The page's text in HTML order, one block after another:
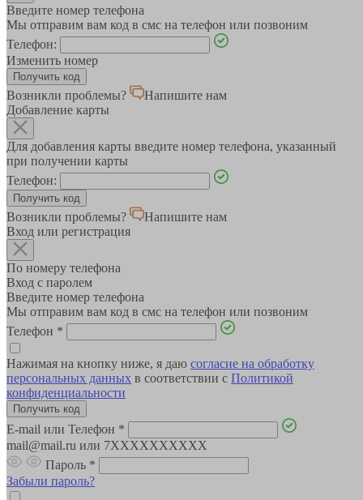
Введите номер телефона
Мы отправим вам код в смс на телефон или позвоним
Телефон:
Изменить номер
Возникли проблемы?
Напишите нам
Добавление карты
Для добавления карты введите номер телефона, указанный
при получении карты
Телефон:
Возникли проблемы?
Напишите нам
Вход или регистрация
По номеру телефона
Вход с паролем
Введите номер телефона
Мы отправим вам код в смс на телефон или позвоним
Телефон *
Нажимая на кнопку ниже, я даю согласие на обработку
персональных данных в соответствии с Политикой
конфиденциальности
E-mail или Телефон *
mail@mail.ru или 7XXXXXXXXXX
Пароль *
Забыли пароль?